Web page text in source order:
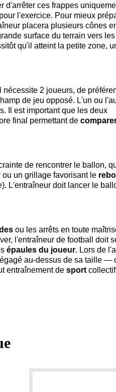
d'arrêter ces frappes
l'exercice. Pour mieux
placera plusieurs cônes
surface du terrain vers les
qu'il atteint la petite zone,
2 joueurs, de
de jeu opposé. L'un ou
Il est important que les deux
final permettant de
de rencontrer le ballon,
un grillage favorisant le
L'entraîneur doit lancer le
ou les arrêts en toute
l'entraîneur de football doit
épaules du joueur. Lors de
au-dessus de sa taille —
entraînement de sport